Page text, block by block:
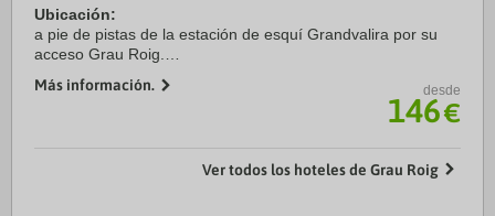
Ubicación:
a pie de pistas de la estación de esquí Grandvalira por su
acceso Grau Roig.
Habitaciones:
Más información. desde
146€
Ver todos los hoteles de Grau Roig